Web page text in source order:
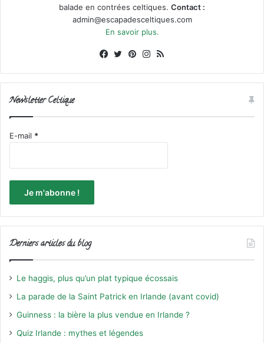
balade en contrées celtiques. Contact :
admin@escapadesceltiques.com
En savoir plus.
Facebook
X PinterestInstagram
Newsletter Celtique
E-mail *
Derniers articles du blog
Le haggis, plus qu’un plat typique écossais
La parade de la Saint Patrick en Irlande (avant covid)
Guinness : la bière la plus vendue en Irlande ?
Quiz Irlande : mythes et légendes